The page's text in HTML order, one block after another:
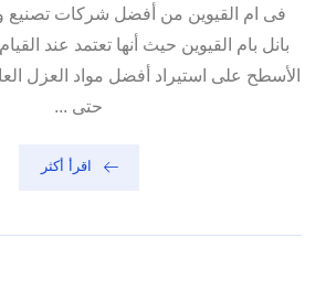
فى ام القيوين من أفضل شركات تصنيع
بانل بام القيوين حيث أنها تعتمد عند
الأسطح على استيراد أفضل مواد العزل
حتى ...
اقرأ أكثر